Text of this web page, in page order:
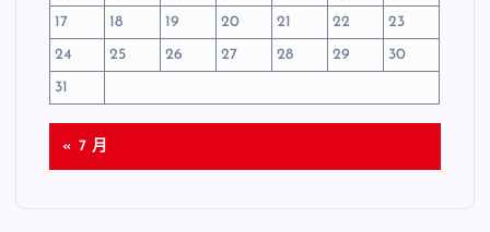
17
18 19 20 21 22
23
24
25 26 27 28 29
30
31
« 7 月